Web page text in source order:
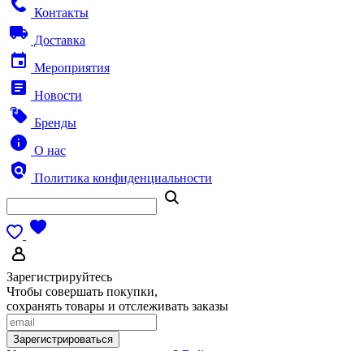
Контакты
Доставка
Мероприятия
Новости
Бренды
О нас
Политика конфиденциальности
Зарегистрируйтесь
Чтобы совершать покупки,
сохранять товары и отслеживать заказы
Зарегистрироваться